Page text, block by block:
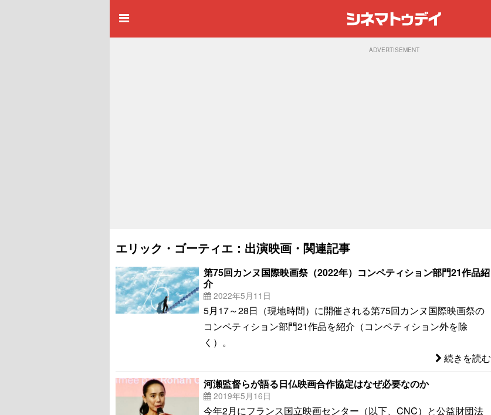
ADVERTISEMENT
エリック・ゴーティエ：出演映画・関連記事
第75回カンヌ国際映画祭（2022年）コンペティション部門21作品紹
介
2022年5月11日
5月17～28日（現地時間）に開催される第75回カンヌ国際映画祭の
コンペティション部門21作品を紹介（コンペティション外を除
く）。
続きを読む
河瀬監督らが語る日仏映画合作協定はなぜ必要なのか
2019年5月16日
今年2月にフランス国立映画センター（以下、CNC）と公益財団法